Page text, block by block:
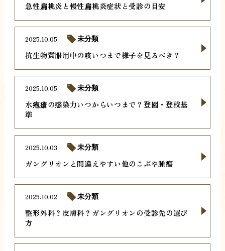
急性扁桃炎と慢性扁桃炎症状と受診の目安
抗生物質服用中の咳いつまで様子を見るべき？
2025.10.05 未分類
水疱瘡の感染力いつからいつまで？登園・登校基
準
2025.10.05 未分類
ガングリオンと間違えやすい他のこぶや腫瘍
2025.10.03 未分類
整形外科？皮膚科？ガングリオンの受診先の選び
方
2025.10.02 未分類